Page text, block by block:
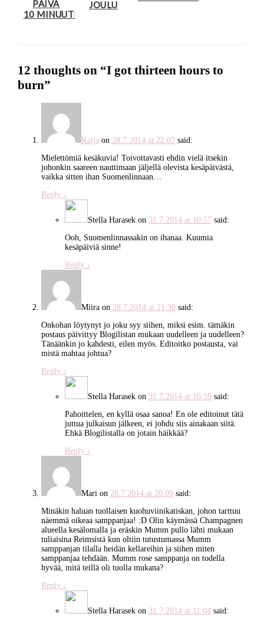
PÄIVÄ
10 MINUUTISSA
JOULU
12 thoughts on “I got thirteen hours to
burn”
Katjaon 28.7.2014 at 22:07 said:
Mielettömiä kesäkuvia! Toivottavasti ehdin vielä itsekin
johonkin saareen nauttimaan jäljellä olevista kesäpäivästä,
vaikka sitten ihan Suomenlinnaan…
Reply ↓
Stella Harasekon 31.7.2014 at 10:57 said:
Ooh, Suomenlinnassakin on ihanaa. Kuumia
kesäpäiviä sinne!
Reply ↓
Miiraon 28.7.2014 at 21:30 said:
Onkohan löytynyt jo joku syy siihen, miksi esim. tämäkin
postaus päivittyy Blogilistan mukaan uudelleen ja uudelleen?
Tänäänkin jo kahdesti, eilen myös. Editoitko postausta, vai
mistä mahtaa johtua?
Reply ↓
Stella Harasekon 31.7.2014 at 10:59 said:
Pahoittelen, en kyllä osaa sanoa! En ole editoinut tätä
juttua julkaisun jälkeen, ei johdu siis ainakaan siitä.
Ehkä Blogilistalla on jotain häikkää?
Reply ↓
Marion 28.7.2014 at 20:09 said:
Minäkin haluan tuollaisen kuohuviinikatiskan, johon tarttuu
näemmä oikeaa samppanjaa! :D Olin käymässä Champagnen
alueella kesälomalla ja eräskin Mumm pullo lähti mukaan
tuliaisina Reimsistä kun oltiin tutustumassa Mumm
samppanjan tilalla heidän kellareihin ja siihen miten
samppanjaa tehdään. Mumm rose samppanja on todella
hyvää, mitä teillä oli tuolla mukana?
Reply ↓
Stella Harasekon 31.7.2014 at 11:04 said: